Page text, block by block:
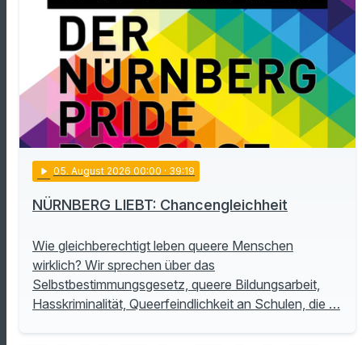
play_arrow 05. August 2026 00:00 · 39:19
NÜRNBERG LIEBT: Chancengleichheit
Wie gleichberechtigt leben queere Menschen
wirklich? Wir sprechen über das
Selbstbestimmungsgesetz, queere Bildungsarbeit,
Hasskriminalität, Queerfeindlichkeit an Schulen, die …